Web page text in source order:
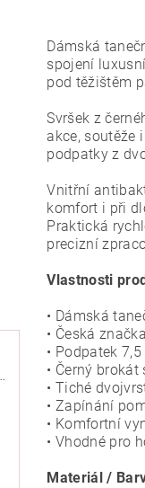
Dámské taneční boty Botan BL-8 stříbrná 6,5 cm Flare
Dámská
spojení
pod těžištěm
Svršek z
akce, soutěže
podpatky z
Vnitřní
komfort i při
Praktická
precizní
Vlastnosti
• Dámská
• Česká
• Podpatek
• Černý
• Tiché
• Zapínání
• Komfortní
• Vhodné pro
Materiál /